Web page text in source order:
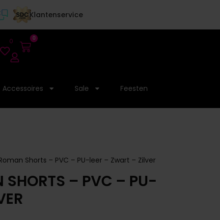
Klantenservice
0 0
Accessoires Sale Feesten
Shorts – PVC – PU-leer – Zwart – Zilver
SHORTS – PVC – PU-